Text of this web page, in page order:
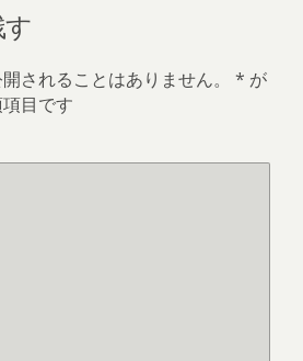
されることはありません。 * が
目です